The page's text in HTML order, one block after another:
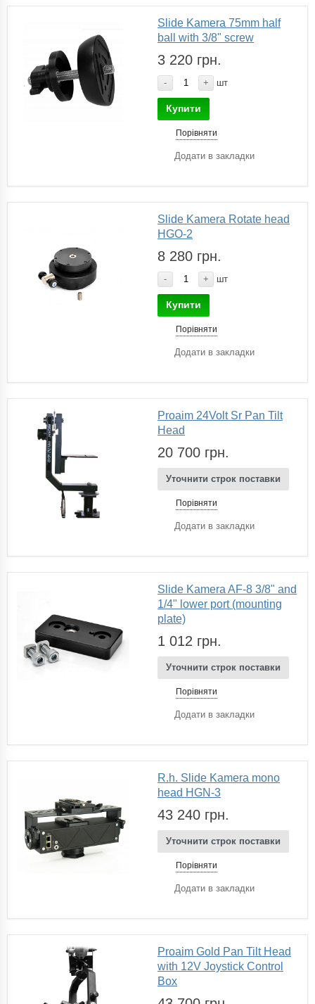
Slide Kamera 75mm half
ball with 3/8" screw
3 220 грн.
- + шт
Купити
Порівняти
Додати в закладки
Slide Kamera Rotate head
HGO-2
8 280 грн.
- + шт
Купити
Порівняти
Додати в закладки
Proaim 24Volt Sr Pan Tilt
Head
20 700 грн.
Уточнити строк поставки
Порівняти
Додати в закладки
Slide Kamera AF-8 3/8" and
1/4" lower port (mounting
plate)
1 012 грн.
Уточнити строк поставки
Порівняти
Додати в закладки
R.h. Slide Kamera mono
head HGN-3
43 240 грн.
Уточнити строк поставки
Порівняти
Додати в закладки
Proaim Gold Pan Tilt Head
with 12V Joystick Control
Box